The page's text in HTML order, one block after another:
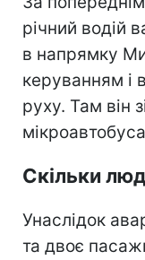
річний водій
в напрямку
керуванням і
руху. Там він
Скільки
Унаслідок
та двоє